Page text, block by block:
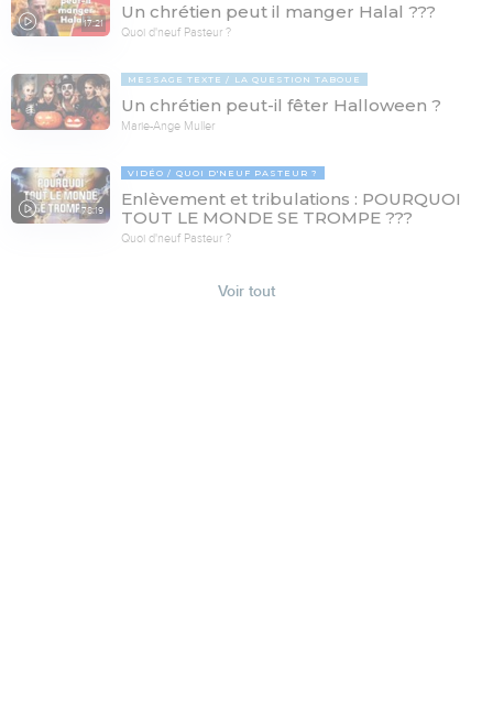
17:21
Un chrétien peut il manger Halal ???
Quoi d'neuf Pasteur ?
MESSAGE TEXTE LA QUESTION TABOUE
Un chrétien peut-il fêter Halloween ?
Marie-Ange Muller
78:19
VIDÉO QUOI D'NEUF PASTEUR ?
Enlèvement et tribulations : POURQUOI
TOUT LE MONDE SE TROMPE ???
Quoi d'neuf Pasteur ?
Voir tout